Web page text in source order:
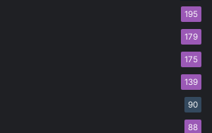
195
179
175
139
90
88